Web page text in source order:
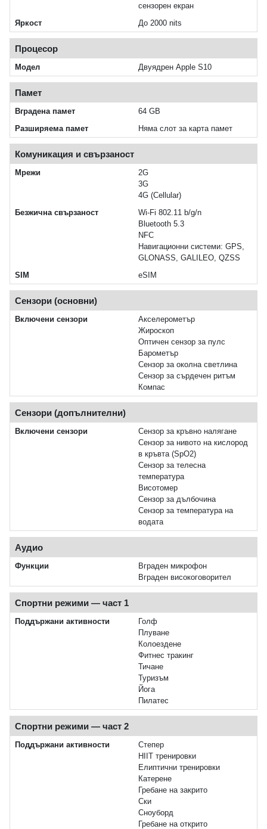
сензорен екран
Яркост
До 2000 nits
Процесор
Модел Двуядрен Apple S10
Памет
Вградена памет
64 GB
Разширяема памет
Няма слот за карта памет
Комуникация и свързаност
Мрежи
2G
3G
4G (Cellular)
Безжична свързаност
Wi‑Fi 802.11 b/g/n
Bluetooth 5.3
NFC
Навигационни системи: GPS,
GLONASS, GALILEO, QZSS
SIM
eSIM
Сензори (основни)
Включени сензори
Акселерометър
Жироскоп
Оптичен сензор за пулс
Барометър
Сензор за околна светлина
Сензор за сърдечен ритъм
Компас
Сензори (допълнителни)
Включени сензори
Сензор за кръвно налягане
Сензор за нивото на кислород
в кръвта (SpO2)
Сензор за телесна
температура
Висотомер
Сензор за дълбочина
Сензор за температура на
водата
Аудио
Функции
Вграден микрофон
Вграден високоговорител
Спортни режими — част 1
Поддържани активности
Голф
Плуване
Колоездене
Фитнес тракинг
Тичане
Туризъм
Йога
Пилатес
Спортни режими — част 2
Поддържани активности
Степер
HIIT тренировки
Елиптични тренировки
Катерене
Гребане на закрито
Ски
Сноуборд
Гребане на открито